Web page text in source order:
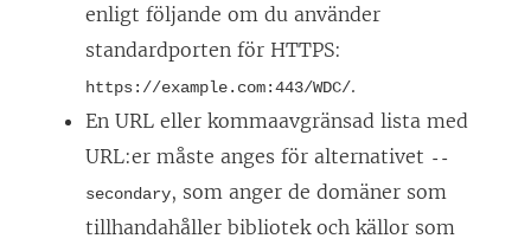
enligt följande om du använder
standardporten för HTTPS:
https://example.com:443/WDC/.
En URL eller kommaavgränsad lista med
URL:er måste anges för alternativet --
secondary, som anger de domäner som
tillhandahåller bibliotek och källor som